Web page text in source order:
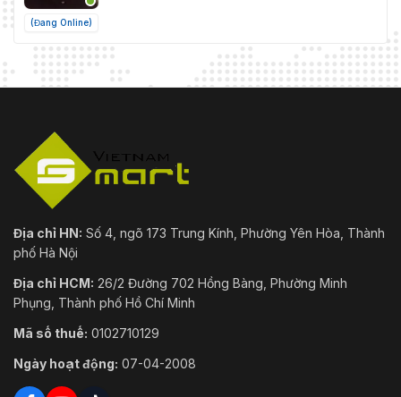
(Đang Online)
Địa chỉ HN: Số 4, ngõ 173 Trung Kính, Phường Yên Hòa, Thành
phố Hà Nội
Địa chỉ HCM: 26/2 Đường 702 Hồng Bàng, Phường Minh
Phụng, Thành phố Hồ Chí Minh
Mã số thuế: 0102710129
Ngày hoạt động: 07-04-2008